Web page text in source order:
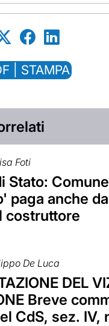
| STAMPA
Foti
Stato: Comune
paga anche
costruttore
De Luca
DEL
Breve
CdS, sez. IV,